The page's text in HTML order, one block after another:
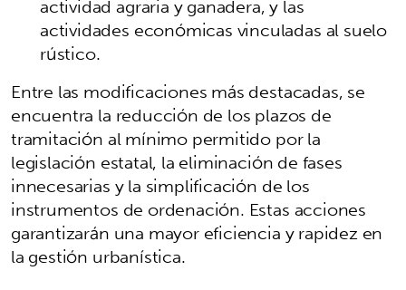
actividades económicas vinculadas al suelo
rústico.
Entre las modificaciones más destacadas, se
encuentra la reducción de los plazos de
tramitación al mínimo permitido por la
legislación estatal, la eliminación de fases
innecesarias y la simplificación de los
instrumentos de ordenación. Estas acciones
garantizarán una mayor eficiencia y rapidez en
la gestión urbanística.